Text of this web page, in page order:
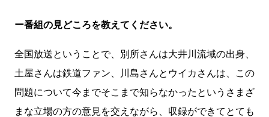
ー番組の見どころを教えてください。
全国放送ということで、別所さんは大井川流域の出身、
土屋さんは鉄道ファン、川島さんとウイカさんは、この
問題について今までそこまで知らなかったというさまざ
まな立場の方の意見を交えながら、収録ができてとても